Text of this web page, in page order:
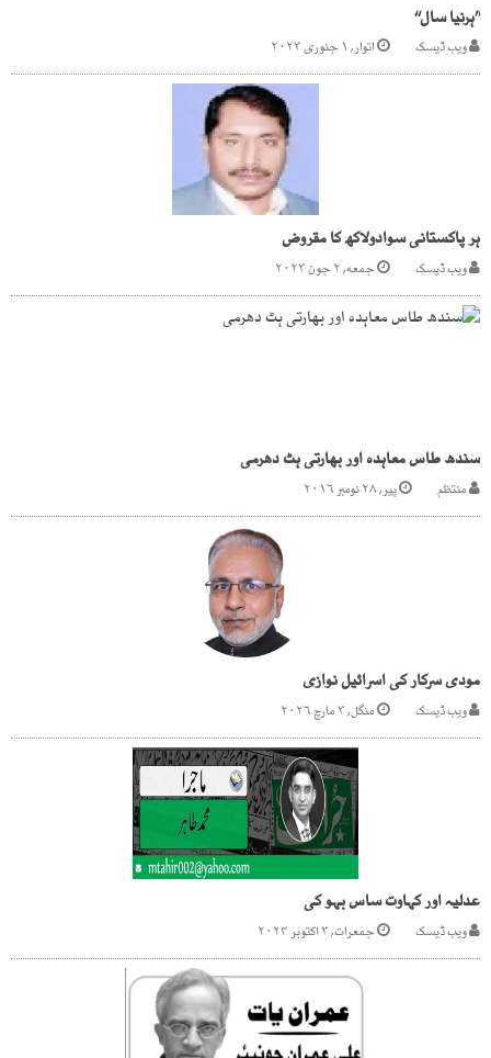
’’ہرنیا سال‘‘
ویب ڈیسک اتوار, ۱ جنوری ۲۰۲۳
ہر پاکستانی سوادولاکھ کا مقروض
ویب ڈیسک جمعه, ۲ جون ۲۰۲۳
سندھ طاس معاہدہ اور بھارتی ہٹ دھرمی
منتظم پیر, ۲۸ نومبر ۲۰۱۶
مودی سرکار کی اسرائیل نوازی
ویب ڈیسک منگل, ۳ مارچ ۲۰۲۶
عدلیہ اور کہاوت ساس بہو کی
ویب ڈیسک جمعرات, ۳ اکتوبر ۲۰۲۴